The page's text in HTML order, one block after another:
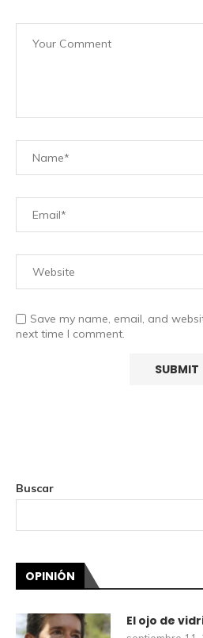
Save my name, email, and
next time I comment.
Buscar
OPINIÓN
El ojo de